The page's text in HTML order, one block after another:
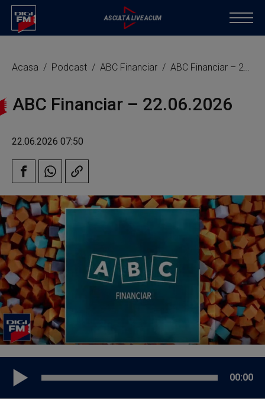
Acasa Podcast ABC Financiar ABC Financiar – 22.06.2026
ABC Financiar – 22.06.2026
22.06.2026 07:50
00:00